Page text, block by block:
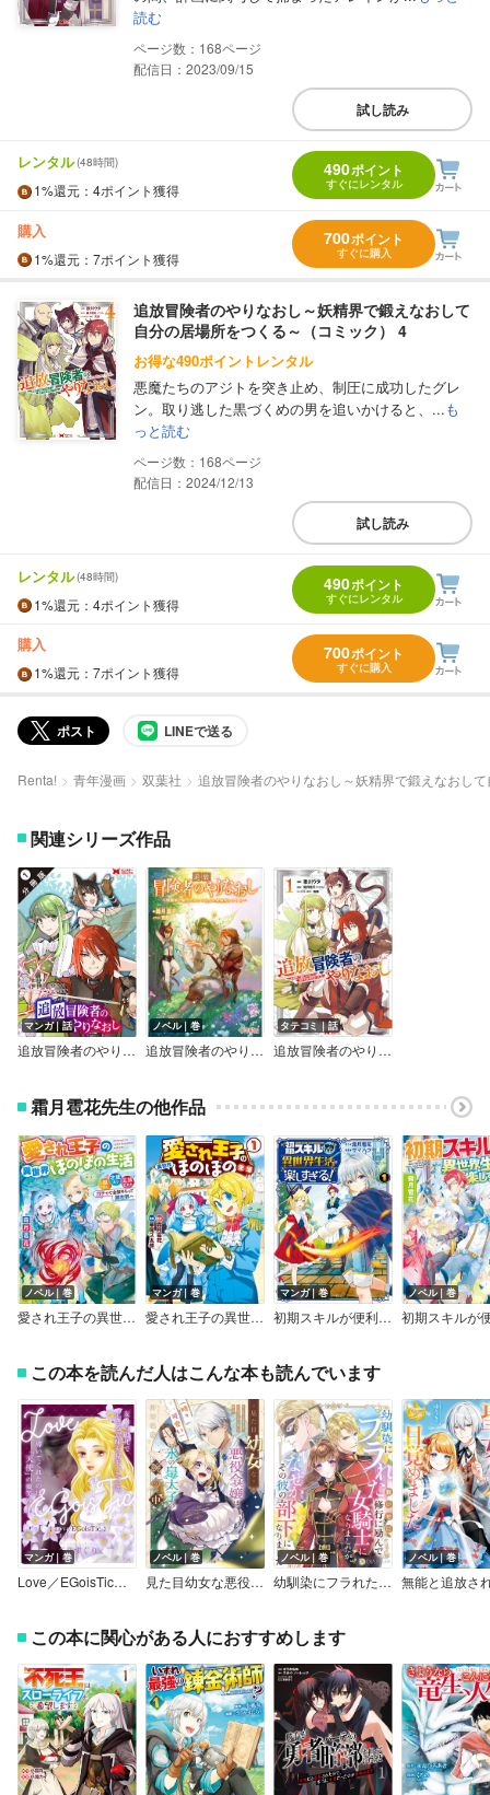
読む
168
配信日：2023/09/15
試し読み
レンタル(48時間)
1%還元 ：4ポイント獲得
490ポイント
すぐにレンタル
購入
1%還元 ：7ポイント獲得
700ポイント
すぐに購入
追放冒険者のやりなおし～妖精界で鍛えなおして
自分の居場所をつくる～（コミック） 4
お得な490ポイントレンタル
悪魔たちのアジトを突き止め、制圧に成功したグレ
ン。取り逃した黒づくめの男を追いかけると、...も
っと読む
168
配信日：2024/12/13
試し読み
レンタル(48時間)
1%還元 ：4ポイント獲得
490ポイント
すぐにレンタル
購入
1%還元 ：7ポイント獲得
700ポイント
すぐに購入
ポスト LINEで送る
Renta! 青年漫画 双葉社 追放冒険者のやりなおし～妖精界で鍛えなおし
関連シリーズ作品
マンガ｜話
追放冒険者のやりなおし～妖精界で鍛えなおして自分の居場所をつくる～（コミック） 分冊版
ノベル｜巻
追放冒険者のやりなおし
タテコミ｜話
追放冒険者のやりなおし～妖精界で鍛えなおして自分の居場所をつくる～（コミック）
霜月雹花先生の他作品
ノベル｜巻
愛され王子の異世界ほのぼの生活 顔良し、才能あり、王族生まれ。ガチャで全部そろって異世界へ
マンガ｜巻
愛され王子の異世界ほのぼの生活
マンガ｜巻
初期スキルが便利すぎて異世界生活が楽しすぎる！
ノベル｜巻
この本を読んだ人はこんな本も読んでいます
マンガ｜巻
Love／EGoisTic～fairy tale～
ノベル｜巻
見た目幼女な悪役令嬢は、氷の皇太子（時々可愛い）の腕の中。【電子特典付き】
ノベル｜巻
幼馴染にフラれた腹いせに修行に励んで女騎士になりましたが、なぜかその彼の部下になりました
ノベル｜巻
この本に関心がある人におすすめします